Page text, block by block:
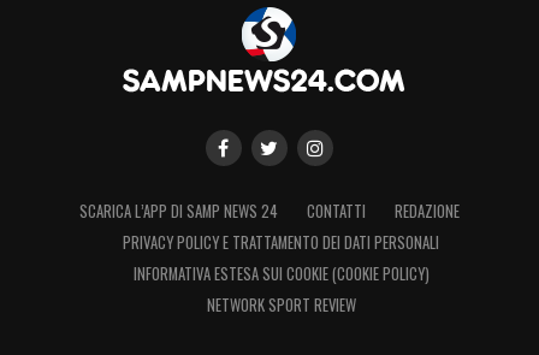
SCARICA L’APP DI SAMP NEWS 24 CONTATTI
REDAZIONE
PRIVACY POLICY E TRATTAMENTO DEI DATI PERSONALI
INFORMATIVA ESTESA SUI COOKIE (COOKIE POLICY)
NETWORK SPORT REVIEW